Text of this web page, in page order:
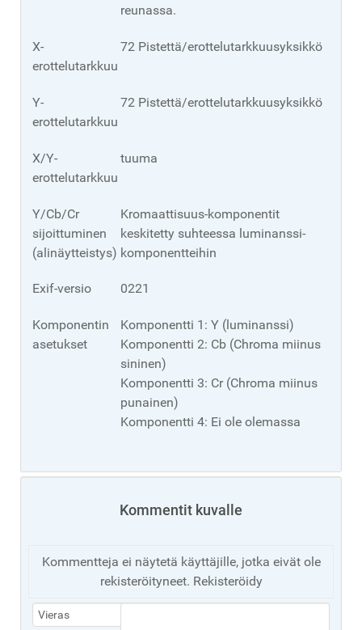
reunassa.
X-
erottelutarkkuus
72 Pistettä/erottelutarkkuusyksikkö
Y-
erottelutarkkuus
72 Pistettä/erottelutarkkuusyksikkö
X/Y-
erottelutarkkuusyksikkö.
tuuma
Y/Cb/Cr
sijoittuminen
(alinäytteistys)
Kromaattisuus-komponentit
keskitetty suhteessa luminanssi-
komponentteihin
Exif-versio 0221
Komponentin
asetukset
Komponentti 1: Y (luminanssi)
Komponentti 2: Cb (Chroma miinus
sininen)
Komponentti 3: Cr (Chroma miinus
punainen)
Komponentti 4: Ei ole olemassa
Kommentit kuvalle
Kommentteja ei näytetä käyttäjille, jotka eivät ole
rekisteröityneet. Rekisteröidy